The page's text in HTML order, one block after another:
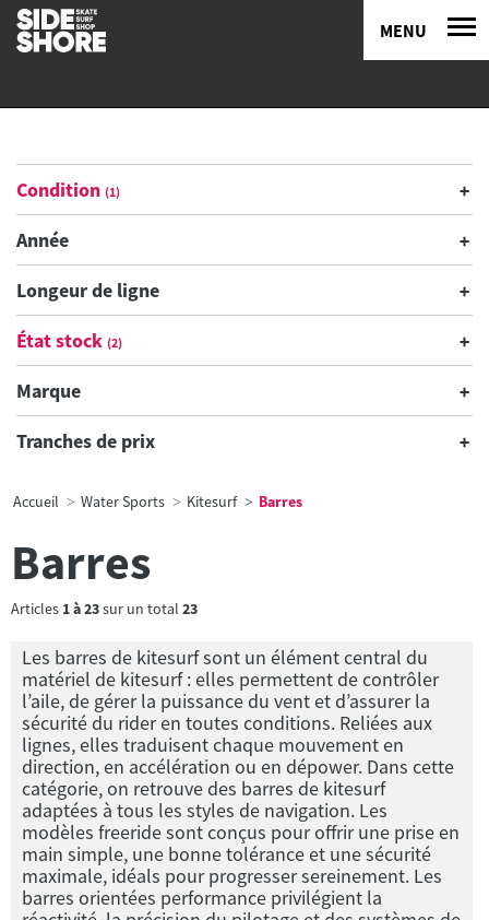
MENU
Condition (1)
Année
Longeur de ligne
État stock (2)
Marque
Tranches de prix
Accueil Water Sports Kitesurf Barres
Barres
Articles 1à23sur un total 23
Les barres de kitesurf sont un élément central du
matériel de kitesurf : elles permettent de contrôler
l’aile, de gérer la puissance du vent et d’assurer la
sécurité du rider en toutes conditions. Reliées aux
lignes, elles traduisent chaque mouvement en
direction, en accélération ou en dépower. Dans cette
catégorie, on retrouve des barres de kitesurf
adaptées à tous les styles de navigation. Les
modèles freeride sont conçus pour offrir une prise en
main simple, une bonne tolérance et une sécurité
maximale, idéals pour progresser sereinement. Les
barres orientées performance privilégient la